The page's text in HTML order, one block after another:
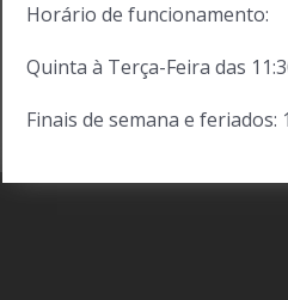
Horário de funcionamento:
Quinta à Terça-Feira das
Finais de semana e feriados: